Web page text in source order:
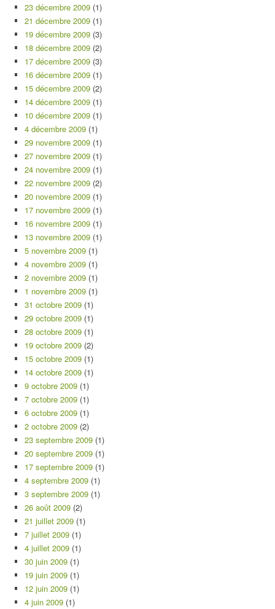
23 décembre 2009 (1)
21 décembre 2009 (1)
19 décembre 2009 (3)
18 décembre 2009 (2)
17 décembre 2009 (3)
16 décembre 2009 (1)
15 décembre 2009 (2)
14 décembre 2009 (1)
10 décembre 2009 (1)
4 décembre 2009 (1)
29 novembre 2009 (1)
27 novembre 2009 (1)
24 novembre 2009 (1)
22 novembre 2009 (2)
20 novembre 2009 (1)
17 novembre 2009 (1)
16 novembre 2009 (1)
13 novembre 2009 (1)
5 novembre 2009 (1)
4 novembre 2009 (1)
2 novembre 2009 (1)
1 novembre 2009 (1)
31 octobre 2009 (1)
29 octobre 2009 (1)
28 octobre 2009 (1)
19 octobre 2009 (2)
15 octobre 2009 (1)
14 octobre 2009 (1)
9 octobre 2009 (1)
7 octobre 2009 (1)
6 octobre 2009 (1)
2 octobre 2009 (2)
23 septembre 2009 (1)
20 septembre 2009 (1)
17 septembre 2009 (1)
4 septembre 2009 (1)
3 septembre 2009 (1)
26 août 2009 (2)
21 juillet 2009 (1)
7 juillet 2009 (1)
4 juillet 2009 (1)
30 juin 2009 (1)
19 juin 2009 (1)
12 juin 2009 (1)
4 juin 2009 (1)